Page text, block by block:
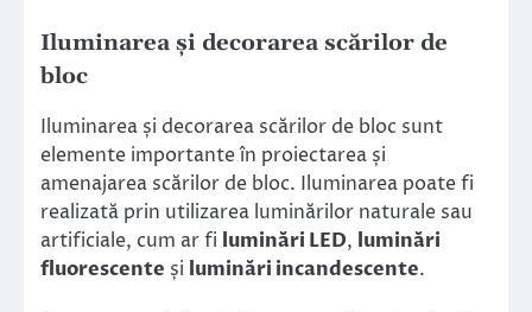
Iluminarea și decorarea scărilor de
bloc
Iluminarea și decorarea scărilor de bloc sunt
elemente importante în proiectarea și
amenajarea scărilor de bloc. Iluminarea poate fi
realizată prin utilizarea luminărilor naturale sau
artificiale, cum ar fi luminări LED, luminări
fluorescente și luminări incandescente.